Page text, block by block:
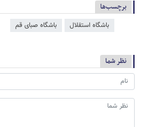
برچسب‌ها
باشگاه استقلال باشگاه صبای قم
نظر شما